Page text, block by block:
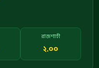
রাজশাহী
২.০০